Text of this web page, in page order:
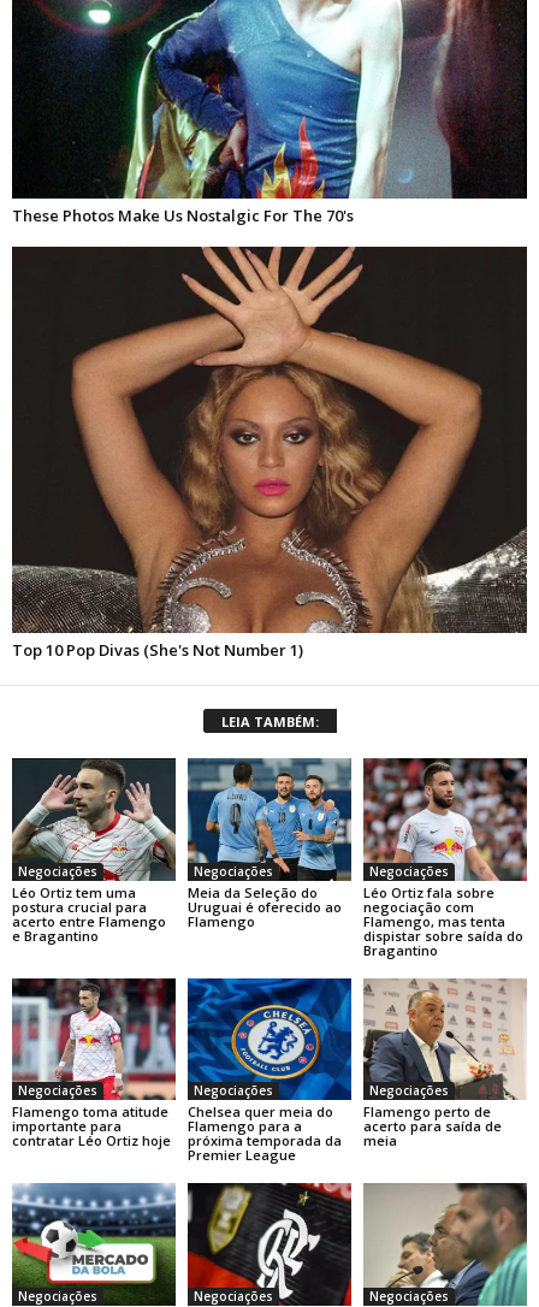
LEIA TAMBÉM:
Negociações
Léo Ortiz tem uma
postura crucial para
acerto entre Flamengo
e Bragantino
Negociações
Meia da Seleção do
Uruguai é oferecido ao
Flamengo
Negociações
Léo Ortiz fala sobre
negociação com
Flamengo, mas tenta
dispistar sobre saída do
Bragantino
Negociações
Flamengo toma atitude
importante para
contratar Léo Ortiz hoje
Negociações
Chelsea quer meia do
Flamengo para a
próxima temporada da
Premier League
Negociações
Flamengo perto de
acerto para saída de
meia
Negociações Negociações Negociações